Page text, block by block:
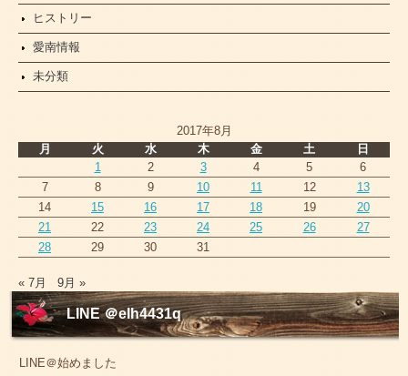
ヒストリー
愛南情報
未分類
2017年8月
月
火 水 木 金 土
日
1
2 3 4 5
6
7
8 9 10 11 12
13
14
15 16 17 18 19
20
21
22 23 24 25 26
27
28
29 30 31
« 7月 9月 »
LINE ＠elh4431q
LINE＠始めました